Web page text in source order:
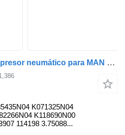
Vaden 1200210003 compresor neumático para MAN TGA/TGX EURO6 cabeza tractora
K071325N04
K118690N00
114198 3.75088...